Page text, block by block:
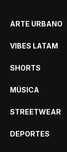
ARTE URBANO
VIBES LATAM
SHORTS
MÚSICA
STREETWEAR
DEPORTES